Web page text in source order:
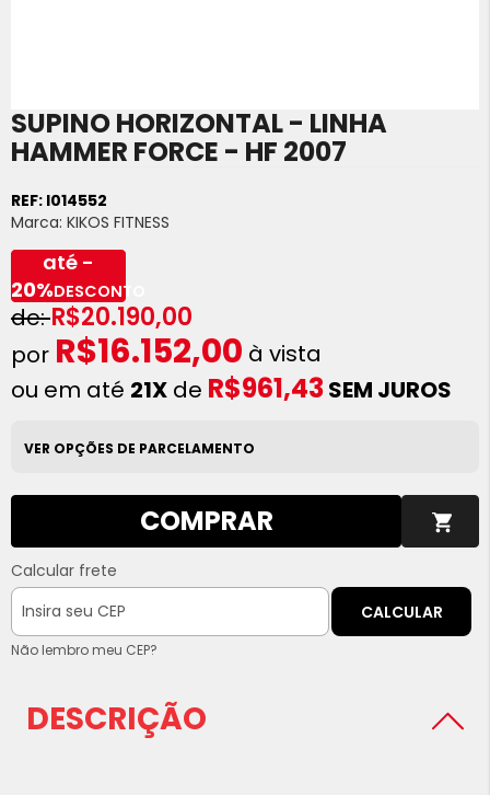
SUPINO HORIZONTAL - LINHA
HAMMER FORCE - HF 2007
REF: I014552
Marca: KIKOS FITNESS
R$20.190,00
até -
20%DESCONTO
R$16.152,00 à vista
ou em até 21X de R$961,43SEM JUROS
VER OPÇÕES DE PARCELAMENTO
COMPRAR
Calcular frete
CALCULAR
Não lembro meu CEP?
Saltar
para
o
da
Galeria
de
imagens
DESCRIÇÃO